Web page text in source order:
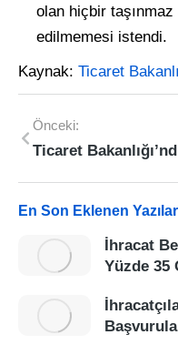
olan hiçbir
edilmemesi istendi.
Kaynak: Ticaret
Önceki:
En Son Eklenen Yazılar
İhracat
Yüzde 35